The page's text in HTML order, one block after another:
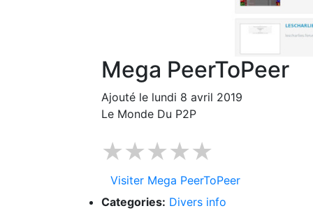
Mega PeerToPeer
Ajouté le lundi 8 avril 2019
Le Monde Du P2P
★★★★★
Visiter Mega PeerToPeer
Categories: Divers info